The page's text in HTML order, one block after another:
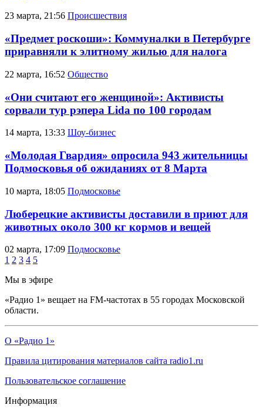
23 марта, 21:56 Происшествия
«Предмет роскоши»: Коммуналки в Петербурге
приравняли к элитному жилью для налога
22 марта, 16:52 Общество
«Они считают его женщиной»: Активисты
сорвали тур рэпера Lida по 100 городам
14 марта, 13:33 Шоу-бизнес
«Молодая Гвардия» опросила 943 жительницы
Подмосковья об ожиданиях от 8 Марта
10 марта, 18:05 Подмосковье
Люберецкие активисты доставили в приют для
животных около 300 кг кормов и вещей
02 марта, 17:09 Подмосковье
1 2 3 4 5
Мы в эфире
«Радио 1» вещает на FM-частотах в 55 городах Московской
области.
О «Радио 1»
Правила цитирования материалов сайта radio1.ru
Пользовательское соглашение
Информация